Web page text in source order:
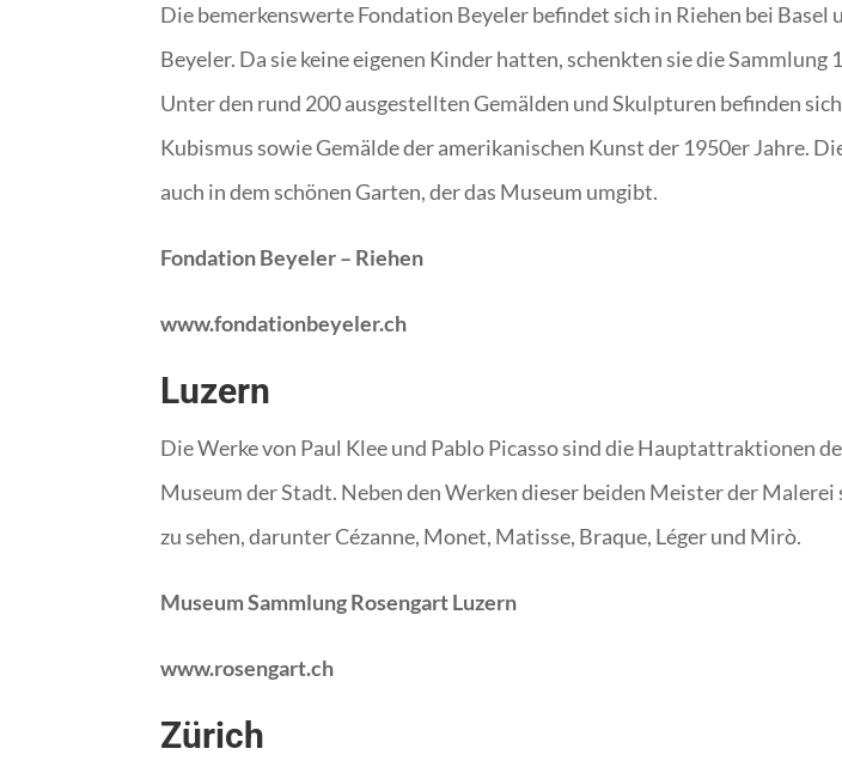
Die bemerkenswerte Fondation Beyeler befindet sich in Riehen bei
Beyeler. Da sie keine eigenen Kinder hatten, schenkten sie die
Unter den rund 200 ausgestellten Gemälden und Skulpturen befinden
Kubismus sowie Gemälde der amerikanischen Kunst der 1950er Jahre.
auch in dem schönen Garten, der das Museum umgibt.
Fondation Beyeler – Riehen
www.fondationbeyeler.ch
Luzern
Die Werke von Paul Klee und Pablo Picasso sind die Hauptattraktionen
Museum der Stadt. Neben den Werken dieser beiden Meister der
zu sehen, darunter Cézanne, Monet, Matisse, Braque, Léger und Mirò.
Museum Sammlung Rosengart Luzern
www.rosengart.ch
Zürich